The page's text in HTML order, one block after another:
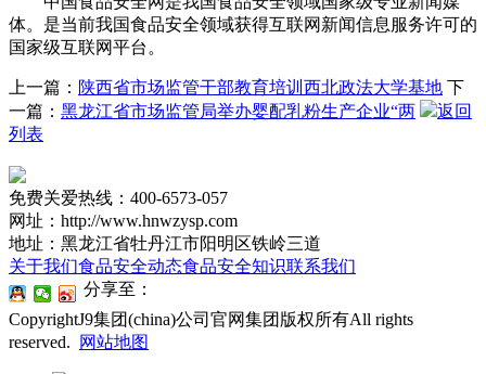
体。是当前我国食品安全领域获得互联网新闻信息服务许可的
国家级互联网平台。
上一篇： 陕西省市场监管干部教育培训西北政法大学基地 下
一篇： 黑龙江省市场监管局举办婴配乳粉生产企业“两
返回
列表
免费关爱热线：400-6573-057
网址：http://www.hnwzysp.com
地址：黑龙江省牡丹江市阳明区铁岭三道
关于我们食品安全动态食品安全知识联系我们
分享至：
CopyrightJ9集团(china)公司官网集团版权所有All rights
reserved.
网站地图